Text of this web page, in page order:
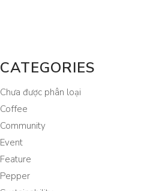
CATEGORIES
Chưa được phân loại
Coffee
Community
Event
Feature
Pepper